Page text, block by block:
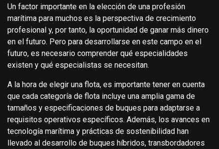
Un factor importante en la elección de una profesión
marítima para muchos es la perspectiva de crecimiento
profesional y, por tanto, la oportunidad de ganar más dinero
en el futuro. Pero para desarrollarse en este campo en el
futuro, es necesario comprender qué especialidades
existen y qué especialistas se necesitan.
A la hora de elegir una flota, es importante tener en cuenta
que cada categoría de flota incluye una amplia gama de
tamaños y especificaciones de buques para adaptarse a
requisitos operativos específicos. Además, los avances en
tecnología marítima y prácticas de sostenibilidad han
llevado al desarrollo de buques híbridos, transbordadores